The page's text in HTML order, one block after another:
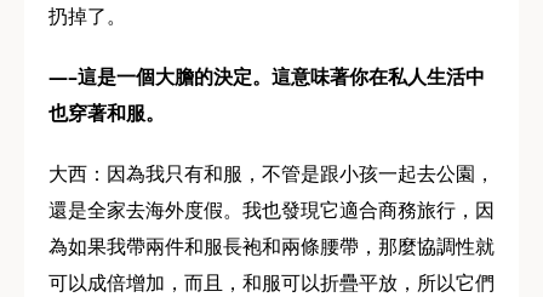
扔掉了。
—–這是一個大膽的決定。這意味著你在私人生活中
也穿著和服。
大西：因為我只有和服，不管是跟小孩一起去公園，
還是全家去海外度假。我也發現它適合商務旅行，因
為如果我帶兩件和服長袍和兩條腰帶，那麼協調性就
可以成倍增加，而且，和服可以折疊平放，所以它們